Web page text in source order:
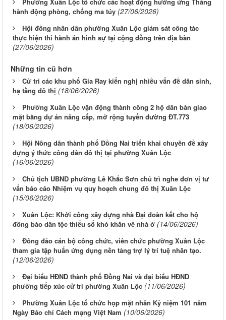
hành động phòng, chống ma túy (27/06/2026)
Hội đồng nhân dân phường Xuân Lộc giám sát công tác
thực hiện thi hành án hình sự tại cộng đồng trên địa bàn
(27/06/2026)
Những tin cũ hơn
Cử tri các khu phố Gia Ray kiến nghị nhiều vấn đề dân sinh,
hạ tầng đô thị (18/06/2026)
Phường Xuân Lộc vận động thành công 2 hộ dân bàn giao
mặt bằng dự án nâng cấp, mở rộng tuyến đường ĐT.773
(18/06/2026)
Hội Nông dân thành phố Đồng Nai triển khai chuyên đề xây
dựng ý thức công dân đô thị tại phường Xuân Lộc
(16/06/2026)
Chủ tịch UBND phường Lê Khắc Sơn chủ trì nghe đơn vị tư
vấn báo cáo Nhiệm vụ quy hoạch chung đô thị Xuân Lộc
(15/06/2026)
Xuân Lộc: Khởi công xây dựng nhà Đại đoàn kết cho hộ
đồng bào dân tộc thiểu số khó khăn về nhà ở (14/06/2026)
Đông đảo cán bộ công chức, viên chức phường Xuân Lộc
tham gia tập huấn ứng dụng nền tảng trợ lý trí tuệ nhân tạo.
(12/06/2026)
Đại biểu HĐND thành phố Đồng Nai và đại biểu HĐND
phường tiếp xúc cử tri phường Xuân Lộc (11/06/2026)
Phường Xuân Lộc tổ chức họp mặt nhân Kỷ niệm 101 năm
Ngày Báo chí Cách mạng Việt Nam (10/06/2026)